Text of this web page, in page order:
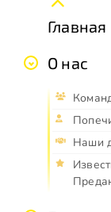
Главная
О нас
Наши